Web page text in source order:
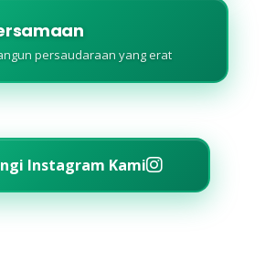
persaudaraan yang erat
Instagram Kami